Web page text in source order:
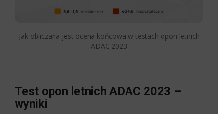
Jak obliczana jest ocena końcowa w testach opon letnich
ADAC 2023
Test opon letnich ADAC 2023 –
wyniki